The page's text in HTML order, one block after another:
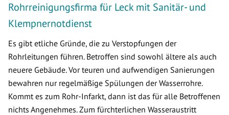
Rohrreinigungsfirma für Leck mit Sanitär- und
Klempnernotdienst
Es gibt etliche Gründe, die zu Verstopfungen der
Rohrleitungen führen. Betroffen sind sowohl ältere als auch
neuere Gebäude. Vor teuren und aufwendigen Sanierungen
bewahren nur regelmäßige Spülungen der Wasserrohre.
Kommt es zum Rohr-Infarkt, dann ist das für alle Betroffenen
nichts Angenehmes. Zum fürchterlichen Wasseraustritt